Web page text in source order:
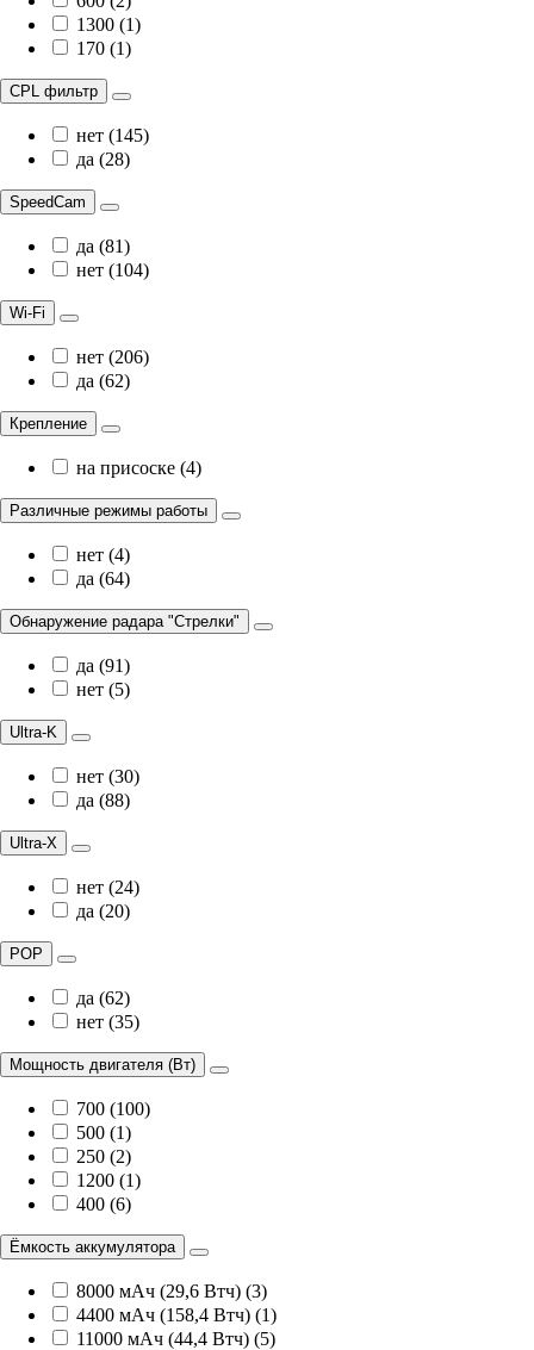
1300 (1)
170 (1)
CPL фильтр
нет (145)
да (28)
SpeedCam
да (81)
нет (104)
Wi-Fi
нет (206)
да (62)
Крепление
на присоске (4)
Различные режимы работы
нет (4)
да (64)
Обнаружение радара "Стрелки"
да (91)
нет (5)
Ultra-K
нет (30)
да (88)
Ultra-X
нет (24)
да (20)
POP
да (62)
нет (35)
Мощность двигателя (Вт)
700 (100)
500 (1)
250 (2)
1200 (1)
400 (6)
Ёмкость аккумулятора
8000 мАч (29,6 Втч) (3)
4400 мАч (158,4 Втч) (1)
11000 мАч (44,4 Втч) (5)